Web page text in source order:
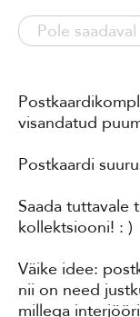
Pole saadaval
visandatud
Postkaardi
Saada tuttavale
kollektsiooni! : )
Väike idee:
nii on need
millega